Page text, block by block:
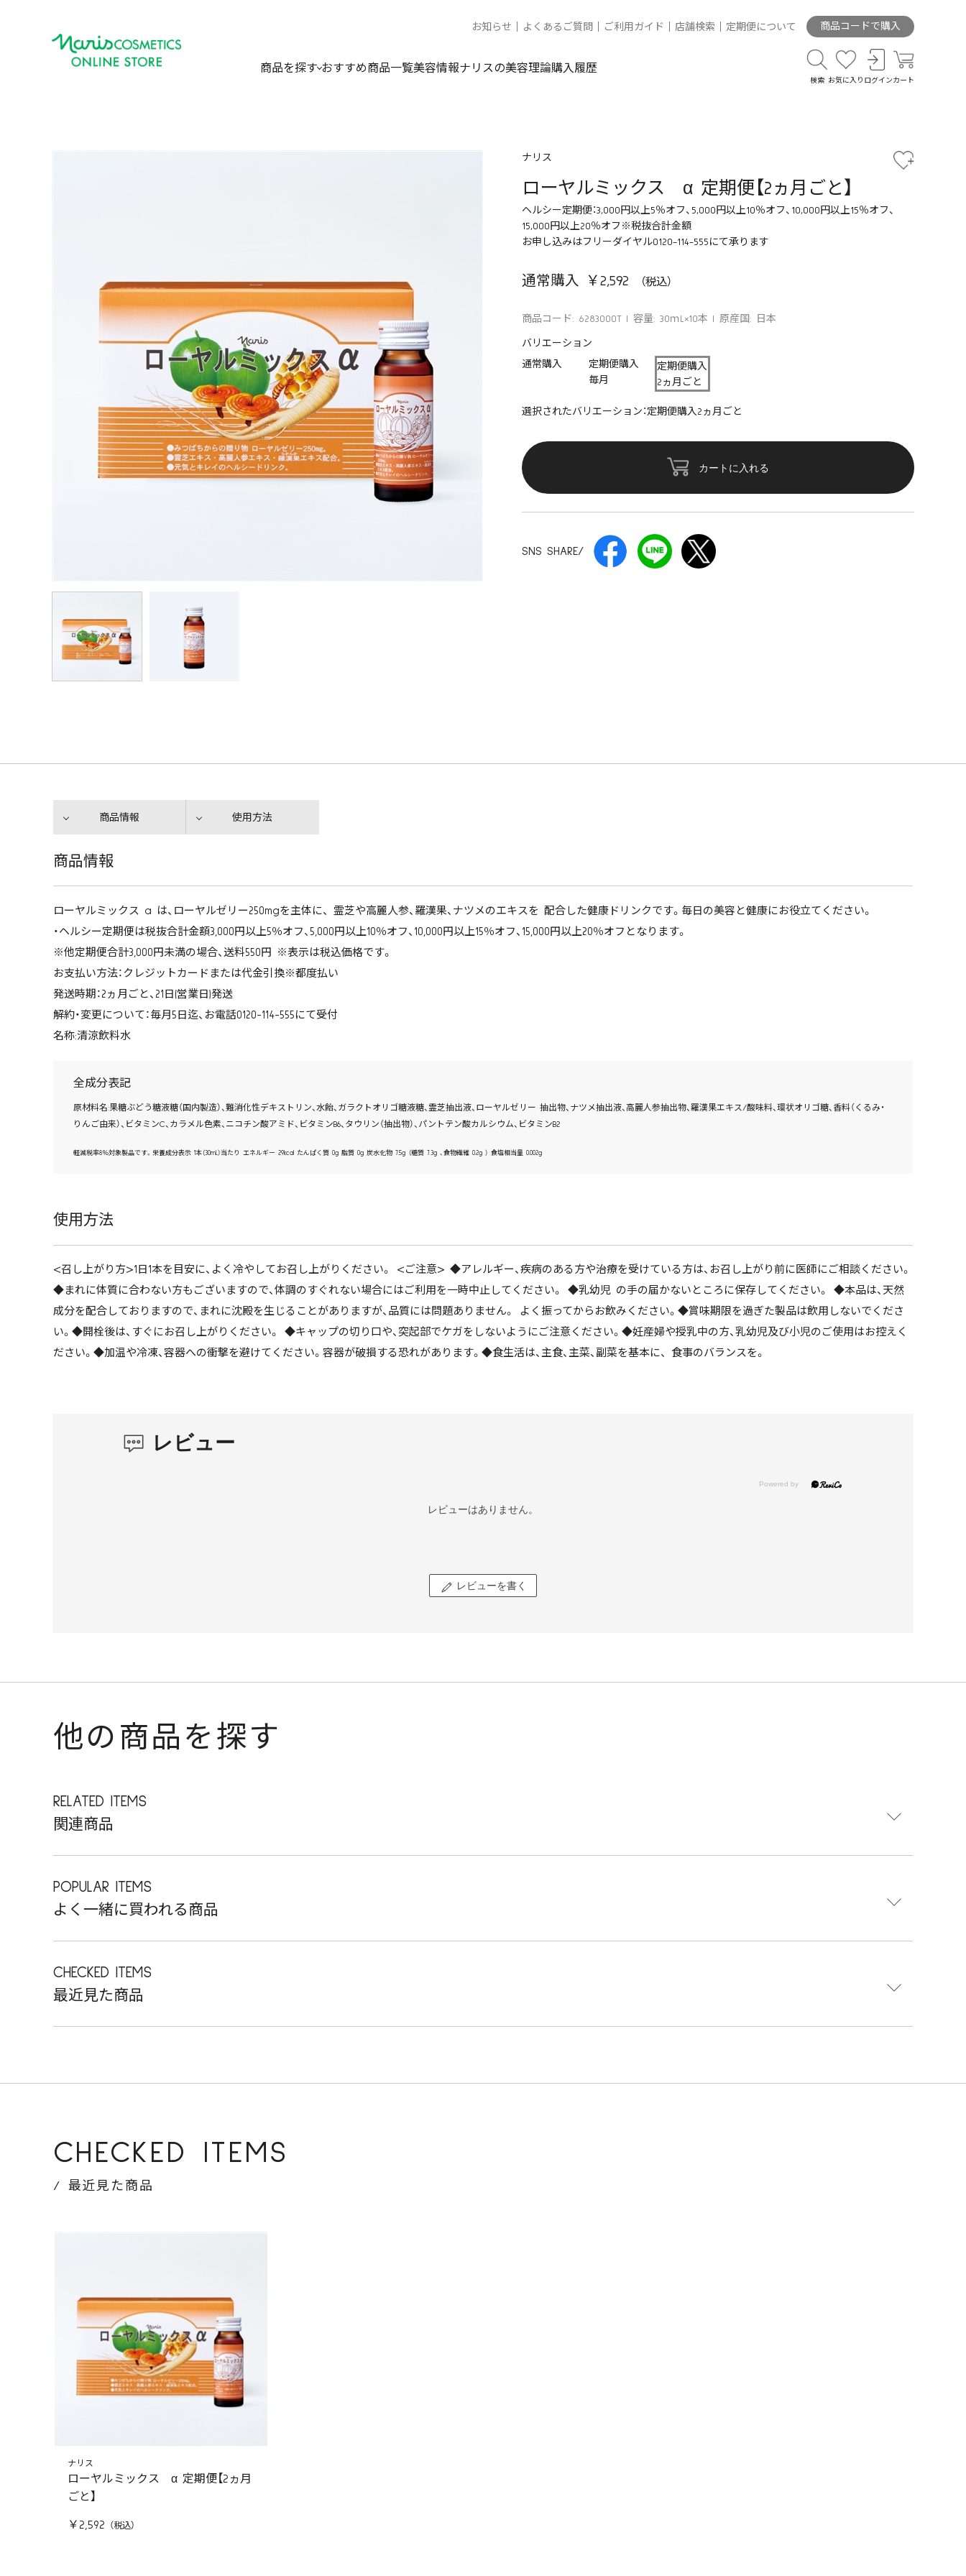
お知らせ よくあるご質問 ご利用ガイド 店舗検索 定期便について 商品コードで購入
商品を探す おすすめ商品一覧美容情報ナリスの美容理論購入履歴
検索 お気に入り ログイン カート
ナリス
ローヤルミックス α 定期便【2ヵ月ごと】
ヘルシー定期便：3,000円以上5％オフ、5,000円以上10％オフ、10,000円以上15％オフ、
15,000円以上20％オフ※税抜合計金額
お申し込みはフリーダイヤル0120-114-555にて承ります
通常購入 ￥2,592
商品コード: 6283000T 容量: 30ｍL×10本 原産国: 日本
バリエーション
通常購入
定期便購入
毎月
定期便購入
2ヵ月ごと
選択されたバリエーション：定期便購入2ヵ月ごと
カートに入れる
SNS SHARE/
商品情報 使用方法
商品情報
ローヤルミックス a は、ローヤルゼリー250mgを主体に、 霊芝や高麗人参、羅漢果、ナツメのエキスを 配合した健康ドリンクです。毎日の美容と健康にお役立てください。
・ヘルシー定期便は税抜合計金額3,000円以上5％オフ、5,000円以上10％オフ、10,000円以上15％オフ、15,000円以上20％オフとなります。
※他定期便合計3,000円未満の場合、送料550円 ※表示は税込価格です。
お支払い方法：クレジットカードまたは代金引換※都度払い
発送時期：2ヵ月ごと、21日(営業日)発送
解約・変更について：毎月5日迄、お電話0120-114-555にて受付
名称:清涼飲料水
全成分表記
原材料名:果糖ぶどう糖液糖（国内製造）、難消化性デキストリン、水飴、ガラクトオリゴ糖液糖、霊芝抽出液、ローヤルゼリー 抽出物、ナツメ抽出液、高麗人参抽出物、羅漢果エキス/酸味料、環状オリゴ糖、香料（くるみ・
りんご由来）、ビタミンC、カラメル色素、ニコチン酸アミド、ビタミンB6、タウリン（抽出物）、パントテン酸カルシウム、ビタミンB2
軽減税率8％対象製品です。栄養成分表示 1本（30mL）当たり エネルギー 29kcal たんぱく質 0g 脂質 0g 炭水化物 7.5g （糖質 7.3g 、食物繊維 0.2g ） 食塩相当量 0.002g
使用方法
<召し上がり方>1日1本を目安に、よく冷やしてお召し上がりください。 <ご注意> ◆アレルギー、疾病のある方や治療を受けている方は、お召し上がり前に医師にご相談ください。
◆まれに体質に合わない方もございますので、体調のすぐれない場合にはご利用を一時中止してください。 ◆乳幼児 の手の届かないところに保存してください。 ◆本品は、天然
成分を配合しておりますので、まれに沈殿を生じることがありますが、品質には問題ありません。 よく振ってからお飲みください。◆賞味期限を過ぎた製品は飲用しないでくださ
い。◆開栓後は、すぐにお召し上がりください。 ◆キャップの切り口や、突起部でケガをしないようにご注意ください。◆妊産婦や授乳中の方、乳幼児及び小児のご使用はお控えく
ださい。◆加温や冷凍、容器への衝撃を避けてください。容器が破損する恐れがあります。◆食生活は、主食、主菜、副菜を基本に、 食事のバランスを。
レビュー
レビューはありません。
レビューを書く
他の商品を探す
RELATED ITEMS
関連商品
POPULAR ITEMS
よく一緒に買われる商品
CHECKED ITEMS
最近見た商品
CHECKED ITEMS
最近見た商品
ナリス
ローヤルミックス α 定期便【2ヵ月
ごと】
￥2,592